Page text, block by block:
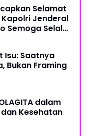
Selamat
Kapolri Jenderal
Semoga Selalu
Isu: Saatnya
Bukan Framing
dalam
Kesehatan